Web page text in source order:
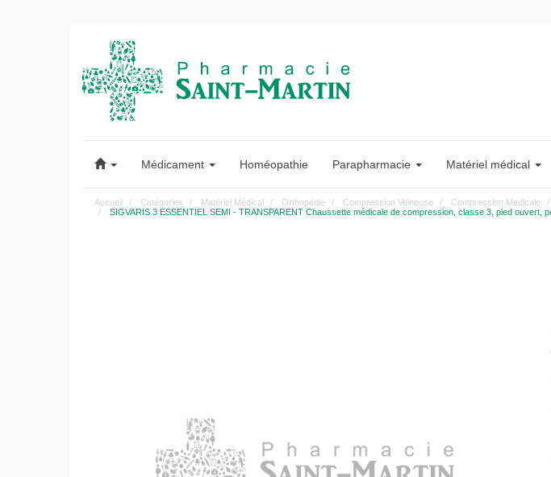
Saint-
Martin
Médicament Homéopathie Parapharmacie Matériel médical
Accueil Catégories Matériel Médical Orthopédie Compression Veineuse Compression Medicale
SIGVARIS 3 ESSENTIEL SEMI - TRANSPARENT Chaussette médicale de compression, classe 3, pied ouvert,